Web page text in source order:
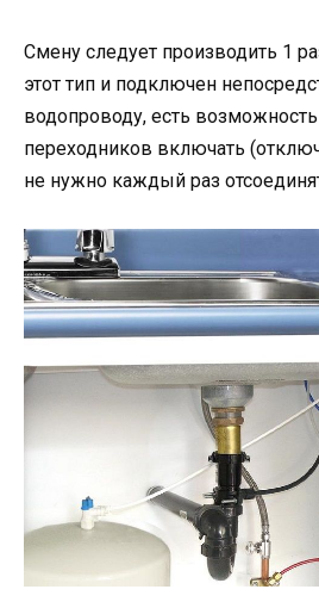
Смену следует производить 1
этот тип и подключен
водопроводу, есть
переходников включать
не нужно каждый раз